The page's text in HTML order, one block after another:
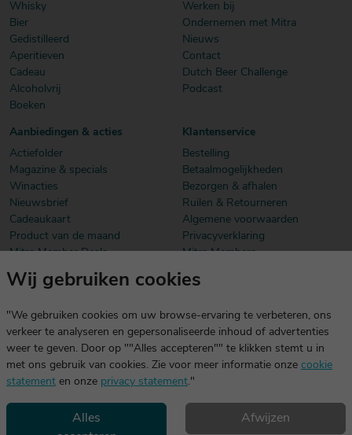
Whisky
Bier
Gedistilleerd
Aperitieven
Cadeau
Alcoholvrij
Boeken
Werken bij
Ondernemen met Mitra
Nieuws
Contact
Dutch Beer Challenge
Podcast
Aanbiedingen & acties
Actiefolder
Magazine & specials
Winacties
Nieuwsbrief
Cadeaukaart
Product van de maand
Mitra Member Deals
Klantenservice
Bestelling
Betaalmogelijkheden
Bezorgen & afhalen
Ruilen & Retourneren
Algemene voorwaarden
Privacyverklaring
Mitra Members
Download onze app
dezelfde gegevens die je voor mitra.nl gebruikt.
Wij gebruiken cookies
"We gebruiken cookies om uw browse-ervaring te verbeteren, ons
verkeer te analyseren en gepersonaliseerde inhoud of advertenties
weer te geven. Door op ""Alles accepteren"" te klikken stemt u in
met ons gebruik van cookies. Zie voor meer informatie onze cookie
statement en onze privacy statement."
Alles
Afwijzen